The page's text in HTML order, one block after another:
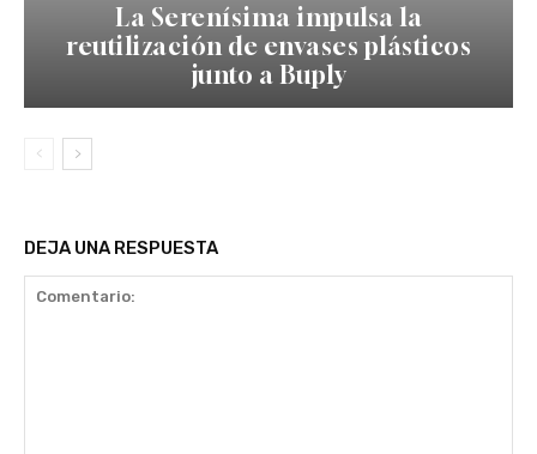
La Serenísima impulsa la
reutilización de envases plásticos
junto a Buply
DEJA UNA RESPUESTA